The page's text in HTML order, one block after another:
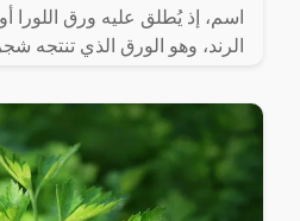
اسم، إذ يُطلق عليه ورق
الرند، وهو الورق الذي تنتجه